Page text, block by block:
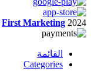
First Marketing 2024
القائمة
Categories